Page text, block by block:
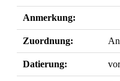
Anmerkung:
Zuordnung:
Datierung: